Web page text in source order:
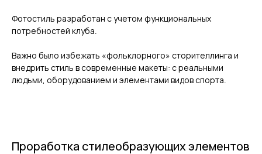
Фотостиль разработан с учетом функциональных
потребностей клуба.
Важно было избежать «фольклорного» сторителлинга и
внедрить стиль в современные макеты: с реальными
людьми, оборудованием и элементами видов спорта.
Проработка стилеобразующих элементов